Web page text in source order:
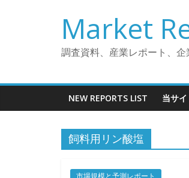
へ
キ
Market
調査資料、産業レポート、
NEW REPORTS LIST 当サ
飼料用リン酸塩
市場規模と予測レポート